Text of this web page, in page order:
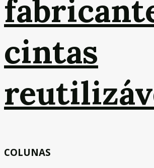
cintas
COLUNAS